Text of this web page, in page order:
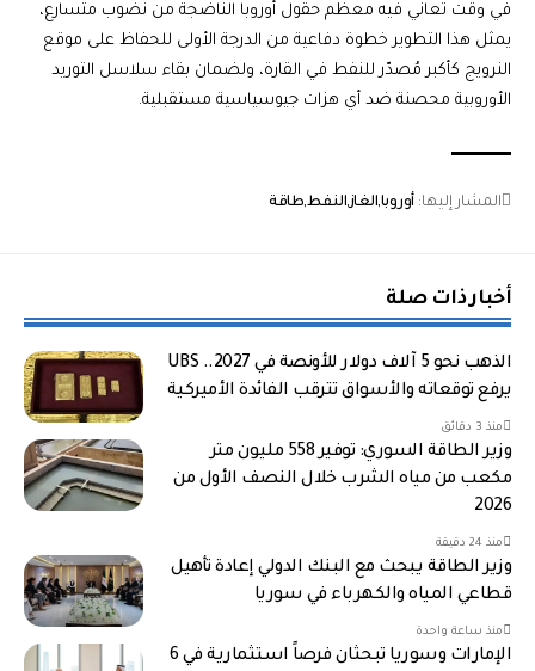
في وقت تعاني فيه معظم حقول أوروبا الناضجة من نضوب متسارع،
يمثل هذا التطوير خطوة دفاعية من الدرجة الأولى للحفاظ على موقع
النرويج كأكبر مُصدّر للنفط في القارة، ولضمان بقاء سلاسل التوريد
الأوروبية محصنة ضد أي هزات جيوسياسية مستقبلية.
المشار إليها: أوروباالغازالنفططاقة
أخبار ذات صلة
الذهب نحو 5 آلاف دولار للأونصة في 2027.. UBS
يرفع توقعاته والأسواق تترقب الفائدة الأميركية
منذ 3 دقائق
وزير الطاقة السوري: توفير 558 مليون متر
مكعب من مياه الشرب خلال النصف الأول من
2026
منذ 24 دقيقة
وزير الطاقة يبحث مع البنك الدولي إعادة تأهيل
قطاعي المياه والكهرباء في سوريا
منذ ساعة واحدة
الإمارات وسوريا تبحثان فرصاً استثمارية في 6